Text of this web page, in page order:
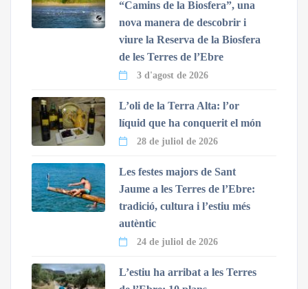
“Camins de la Biosfera”, una
nova manera de descobrir i
viure la Reserva de la Biosfera
de les Terres de l’Ebre
3 d'agost de 2026
L’oli de la Terra Alta: l’or
líquid que ha conquerit el món
28 de juliol de 2026
Les festes majors de Sant
Jaume a les Terres de l’Ebre:
tradició, cultura i l’estiu més
autèntic
24 de juliol de 2026
L’estiu ha arribat a les Terres